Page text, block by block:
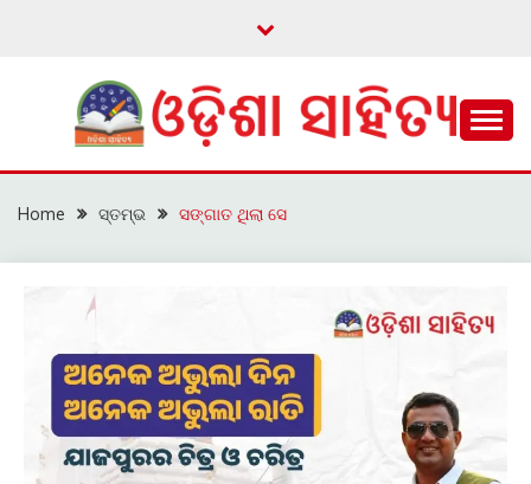
ଓଡ଼ିଶା ସାହିତ୍ୟ
Home ସ୍ତମ୍ଭ ସଙ୍ଗାତ ଥିଲା ସେ